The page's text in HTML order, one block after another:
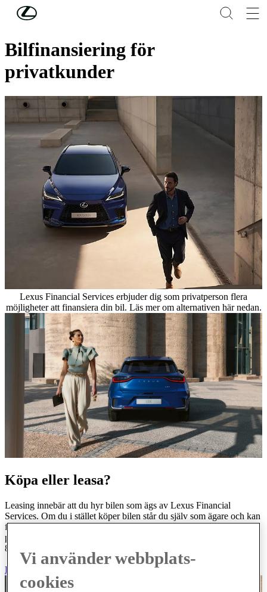
Hoppa till huvudinnehåll
Finansiering privat
Bilfinansiering för
privatkunder
Lexus Financial Services erbjuder dig som privatperson flera
möjligheter att finansiera din bil. Läs mer om alternativen här nedan.
Köpa eller leasa?
Leasing innebär att du hyr bilen som ägs av Lexus Financial
Services. Om du i stället köper bilen står du själv som ägare och kan
finansiera köpet genom ett billån. Ett leasingkontrakt tecknas oftast
på 36 månader medan ett billån kan ha en löptid på mellan 12 och
84 månader, beroende på hur hög amortering du har valt.
Läs mer om Privatleasing
Vi använder webbplats-
cookies